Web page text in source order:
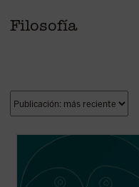
Filosofía
«El arrepentimiento es la poderosa fuerza
de autorregeneración del mundo moral que
[...]
mira
hacia atrás con una mirada
llorosa, pero sin embargo
actúaalegre y